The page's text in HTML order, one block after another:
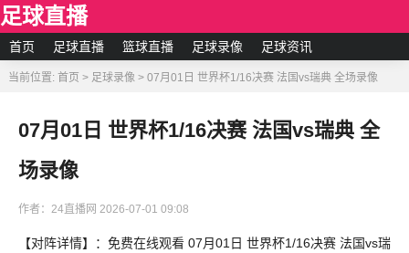
足球直播
首页 足球直播 篮球直播 足球录像 足球资讯
当前位置: 首页 > 足球录像> 07月01日 世界杯1/16决赛 法国vs瑞典 全场录像
07月01日 世界杯1/16决赛 法国vs瑞典 全
场录像
作者：24直播网 2026-07-01 09:08
【对阵详情】：免费在线观看 07月01日 世界杯1/16决赛 法国vs瑞